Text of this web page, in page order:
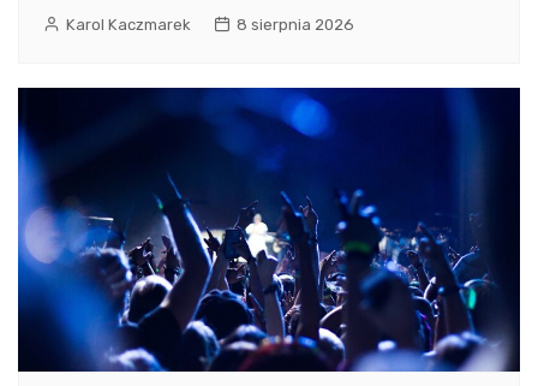
Karol Kaczmarek 8 sierpnia 2026